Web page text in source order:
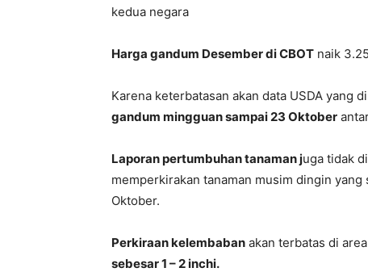
kedua negara
Harga gandum Desember di CBOT naik
Karena keterbatasan akan data USDA yang
gandum mingguan sampai 23 Oktober
Laporan pertumbuhan tanaman juga tidak
memperkirakan tanaman musim dingin
Oktober.
Perkiraan kelembaban akan terbatas di
sebesar 1 – 2 inchi.